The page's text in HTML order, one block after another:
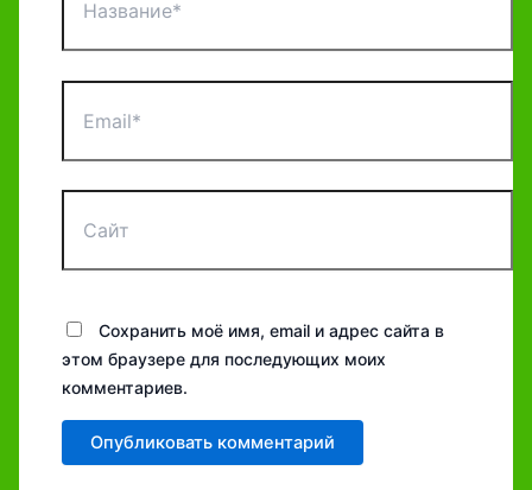
Сохранить моё имя, email и адрес сайта в
этом браузере для последующих моих
комментариев.